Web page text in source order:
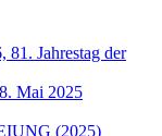
81. Jahrestag der
Mai 2025
(2025)